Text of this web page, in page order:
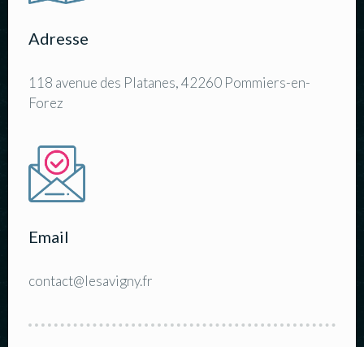
Adresse
118 avenue des Platanes, 42260 Pommiers-en-
Forez
Email
contact@lesavigny.fr